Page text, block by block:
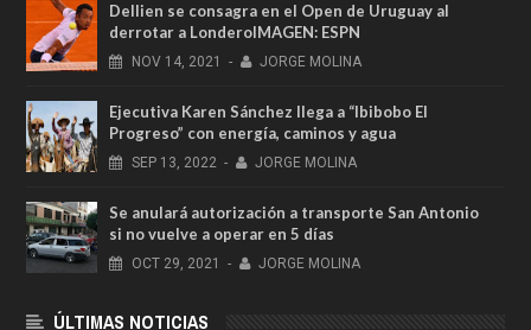
Dellien se consagra en el Open de Uruguay al
derrotar a LonderoIMAGEN: ESPN
NOV 14, 2021 - JORGE MOLINA
Ejecutiva Karen Sánchez llega a “Ibibobo El
Progreso” con energía, caminos y agua
SEP 13, 2022 - JORGE MOLINA
Se anulará autorización a transporte San Antonio
si no vuelve a operar en 5 días
OCT 29, 2021 - JORGE MOLINA
ÚLTIMAS NOTICIAS